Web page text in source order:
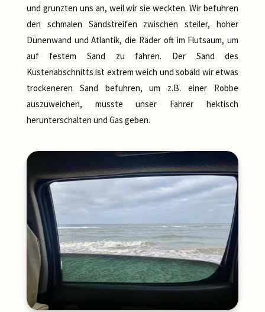
und grunzten uns an, weil wir sie weckten. Wir befuhren
den schmalen Sandstreifen zwischen steiler, hoher
Dünenwand und Atlantik, die Räder oft im Flutsaum, um
auf festem Sand zu fahren. Der Sand des
Küstenabschnitts ist extrem weich und sobald wir etwas
trockeneren Sand befuhren, um z.B. einer Robbe
auszuweichen, musste unser Fahrer hektisch
herunterschalten und Gas geben.